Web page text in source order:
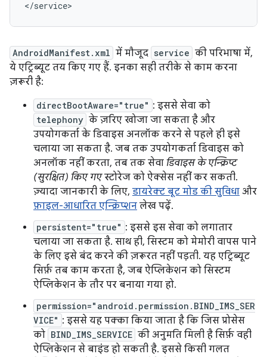
AndroidManifest.xml में मौजूद service की परिभाषा में,
ये एट्रिब्यूट तय किए गए हैं. इनका सही तरीके से काम करना
ज़रूरी है:
directBootAware="true" : इससे सेवा को
telephony के ज़रिए खोजा जा सकता है और
उपयोगकर्ता के डिवाइस अनलॉक करने से पहले ही इसे
चलाया जा सकता है. जब तक उपयोगकर्ता डिवाइस को
अनलॉक नहीं करता, तब तक सेवा डिवाइस के एन्क्रिप्ट
(सुरक्षित) किए गएस्टोरेज को ऐक्सेस नहीं कर सकती.
ज़्यादा जानकारी के लिए, डायरेक्ट बूट मोड की सुविधा और
फ़ाइल-आधारित एन्क्रिप्शन लेख पढ़ें.
persistent="true" : इससे इस सेवा को लगातार
चलाया जा सकता है. साथ ही, सिस्टम को मेमोरी वापस पाने
के लिए इसे बंद करने की ज़रूरत नहीं पड़ती. यह एट्रिब्यूट
सिर्फ़ तब काम करता है, जब ऐप्लिकेशन को सिस्टम
ऐप्लिकेशन के तौर पर बनाया गया हो.
permission="android.permission.BIND_IMS_SER
VICE" : इससे यह पक्का किया जाता है कि जिस प्रोसेस
को BIND_IMS_SERVICE की अनुमति मिली है सिर्फ़ वही
ऐप्लिकेशन से बाइंड हो सकती है. इससे किसी गलत